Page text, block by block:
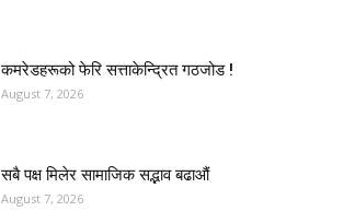
कमरेडहरूको फेरि सत्ताकेन्द्रित गठजोड !
August 7, 2026
सबै पक्ष मिलेर सामाजिक सद्भाव बढाऔं
August 7, 2026